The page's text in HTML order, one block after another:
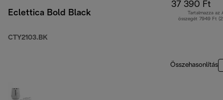
Eclettica Bold Black
CTY2103.BK
37 390 Ft
Tartalmazza az
összegét 7949 Ft
Összehasonlítás